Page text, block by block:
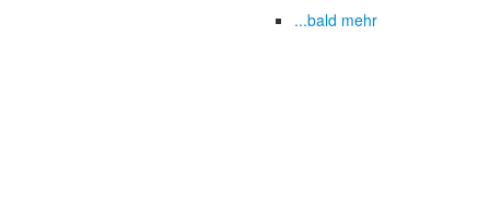
...bald mehr